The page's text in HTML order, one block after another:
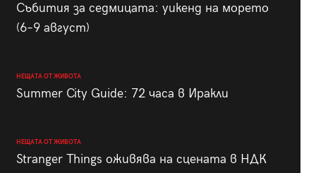
Събития за седмицата: уикенд на морето
(6–9 август)
НЕЩАТА ОТ ЖИВОТА
Summer City Guide: 72 часа в Иракли
НЕЩАТА ОТ ЖИВОТА
Stranger Things оживява на сцената в НДК